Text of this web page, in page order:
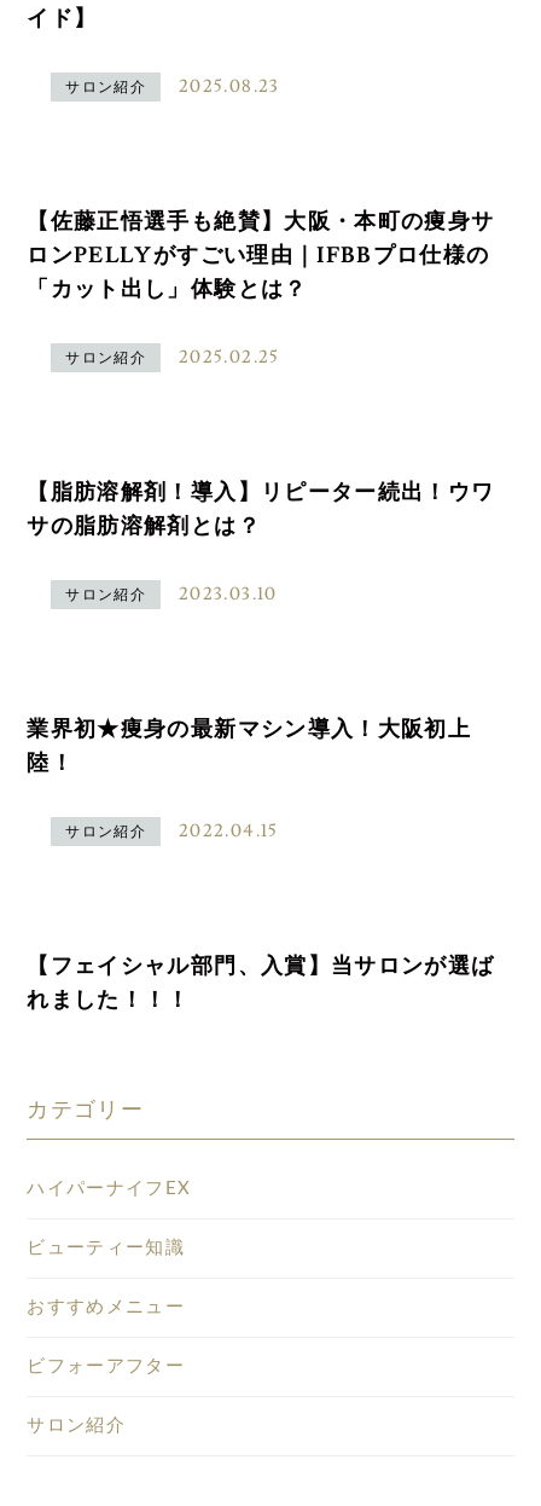
イド】
サロン紹介 2025.08.23
【佐藤正悟選手も絶賛】大阪・本町の痩身サ
ロンPELLYがすごい理由｜IFBBプロ仕様の
「カット出し」体験とは？
サロン紹介 2025.02.25
【脂肪溶解剤！導入】リピーター続出！ウワ
サの脂肪溶解剤とは？
サロン紹介 2023.03.10
業界初★痩身の最新マシン導入！大阪初上
陸！
サロン紹介 2022.04.15
【フェイシャル部門、入賞】当サロンが選ば
れました！！！
カテゴリー
ハイパーナイフEX
ビューティー知識
おすすめメニュー
ビフォーアフター
サロン紹介